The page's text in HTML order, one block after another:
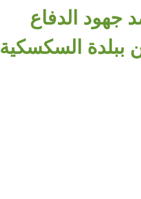
جهود الدفاع
ببلدة السكسكية